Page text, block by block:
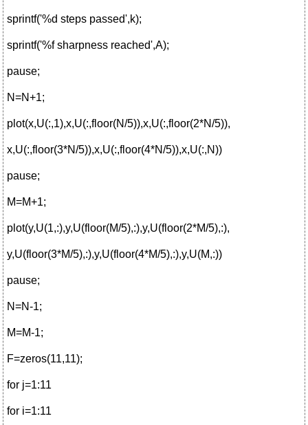
sprintf('%d steps passed',k);
sprintf('%f sharpness reached',A);
pause;
N=N+1;
plot(x,U(:,1),x,U(:,floor(N/5)),x,U(:,floor(2*N/5)),
x,U(:,floor(3*N/5)),x,U(:,floor(4*N/5)),x,U(:,N))
pause;
M=M+1;
plot(y,U(1,:),y,U(floor(M/5),:),y,U(floor(2*M/5),:),
y,U(floor(3*M/5),:),y,U(floor(4*M/5),:),y,U(M,:))
pause;
N=N-1;
M=M-1;
F=zeros(11,11);
for j=1:11
for i=1:11